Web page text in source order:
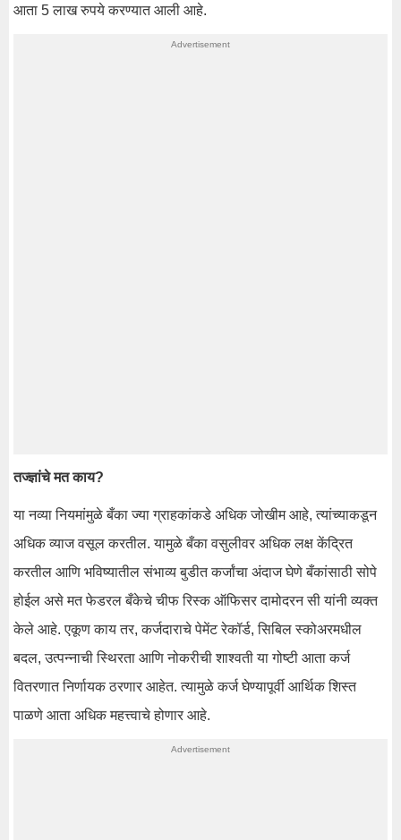
आता 5 लाख रुपये करण्यात आली आहे.
तज्ज्ञांचे मत काय?
या नव्या नियमांमुळे बँका ज्या ग्राहकांकडे अधिक जोखीम आहे, त्यांच्याकडून
अधिक व्याज वसूल करतील. यामुळे बँका वसुलीवर अधिक लक्ष केंद्रित
करतील आणि भविष्यातील संभाव्य बुडीत कर्जांचा अंदाज घेणे बँकांसाठी सोपे
होईल असे मत फेडरल बँकेचे चीफ रिस्क ऑफिसर दामोदरन सी यांनी व्यक्त
केले आहे. एकूण काय तर, कर्जदाराचे पेमेंट रेकॉर्ड, सिबिल स्कोअरमधील
बदल, उत्पन्नाची स्थिरता आणि नोकरीची शाश्वती या गोष्टी आता कर्ज
वितरणात निर्णायक ठरणार आहेत. त्यामुळे कर्ज घेण्यापूर्वी आर्थिक शिस्त
पाळणे आता अधिक महत्त्वाचे होणार आहे.